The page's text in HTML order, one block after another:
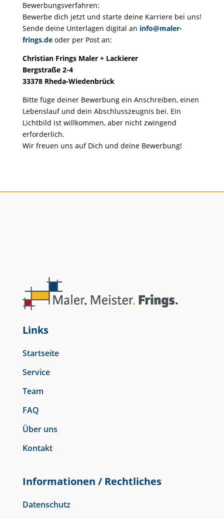
Bewerbungsverfahren:
Bewerbe dich jetzt und starte deine Karriere bei uns!
Sende deine Unterlagen digital an info@maler-
frings.deoder per Post an:
Christian Frings Maler + Lackierer
Bergstraße 2-4
33378 Rheda-Wiedenbrück
Bitte füge deiner Bewerbung ein Anschreiben, einen
Lebenslauf und dein Abschlusszeugnis bei. Ein
Lichtbild ist willkommen, aber nicht zwingend
erforderlich.
Wir freuen uns auf Dich und deine Bewerbung!
Links
Startseite
Service
Team
FAQ
Über uns
Kontakt
Informationen / Rechtliches
Datenschutz